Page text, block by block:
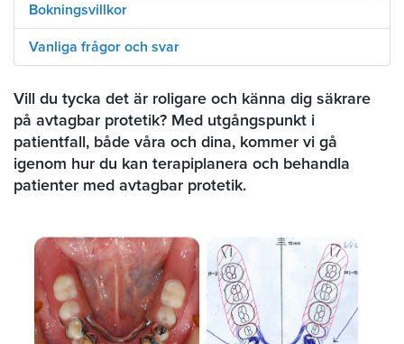
Bokningsvillkor
Vanliga frågor och svar
Vill du tycka det är roligare och känna dig säkrare
på avtagbar protetik? Med utgångspunkt i
patientfall, både våra och dina, kommer vi gå
igenom hur du kan terapiplanera och behandla
patienter med avtagbar protetik.